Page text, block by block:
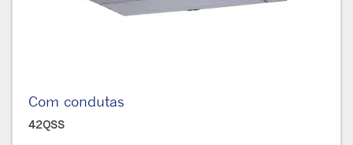
Com condutas
42QSS